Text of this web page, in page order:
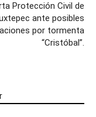
Protección Civil de
ante posibles
por tormenta
“Cristóbal”.